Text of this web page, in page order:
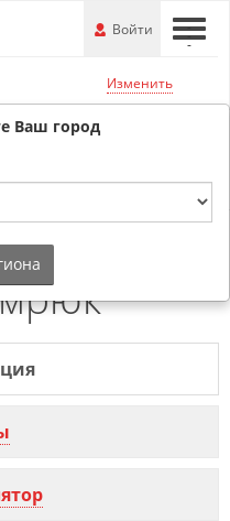
---
Войти
Изменить
Ваш город